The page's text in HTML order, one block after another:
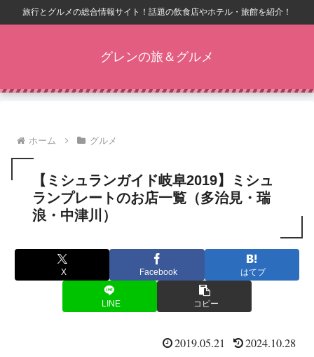
旅行とグルメの総合情報サイト！話題の飲食店やホテル・旅館を紹介！
グレンの旅＆グルメ
ホーム グルメ
【ミシュランガイド岐阜2019】ミシュ
ランプレートのお店一覧（多治見・瑞
浪・中津川）
X Facebook はてブ
LINE コピー
2019.05.21 2024.10.28